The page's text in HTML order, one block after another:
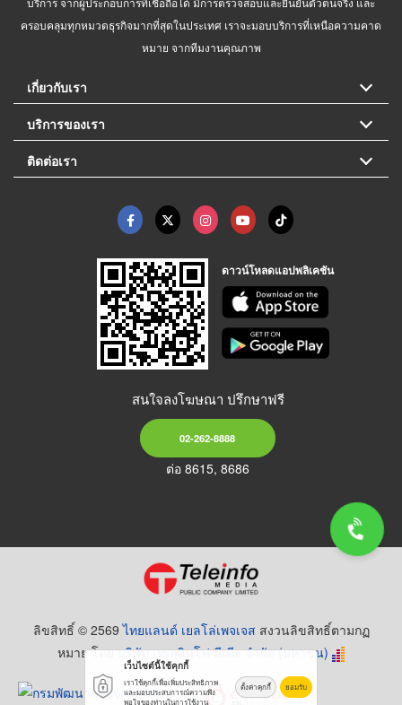
ครอบคลุมทุกหมวดธุรกิจมากที่สุดในประเทศ เราจะมอบบริการที่เหนือความคาด
หมาย จากทีมงานคุณภาพ
เกี่ยวกับเรา
บริการของเรา
ติดต่อเรา
ดาวน์โหลดแอปพลิเคชัน
สนใจลงโฆษณา ปรึกษาฟรี
02-262-8888
ต่อ 8615, 8686
ลิขสิทธิ์ © 2569ไทยแลนด์ เยลโล่เพจเจส สงวนลิขสิทธิ์ตามกฏ
หมาย โดยบริษัท เทเลอินโฟ มีเดีย จำกัด (มหาชน)
เว็บไซต์นี้ใช้คุกกี้
เราใช้คุกกี้เพื่อเพิ่มประสิทธิภาพ
และมอบประสบการณ์ความพึง
พอใจของท่านในการใช้งาน
ตั้งค่าคุกกี้ ยอมรับ